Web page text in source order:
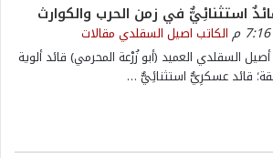
استثنائِيٌّ في زمن الحرب والكوارث
الكاتب اصيل السقلدي مقالات
السقلدي العميد (أبو زُرْعة المحرمي) قائد ألوية
قائد عسكرِيٌّ استثنائِيٌّ …